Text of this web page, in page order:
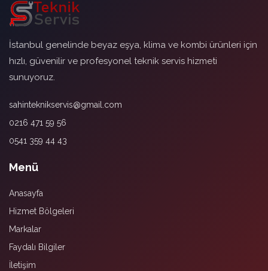
İstanbul genelinde beyaz eşya, klima ve kombi ürünleri için
hızlı, güvenilir ve profesyonel teknik servis hizmeti
sunuyoruz.
sahinteknikservis@gmail.com
0216 471 59 56
0541 359 44 43
Menü
Anasayfa
Hizmet Bölgeleri
Markalar
Faydalı Bilgiler
İletişim